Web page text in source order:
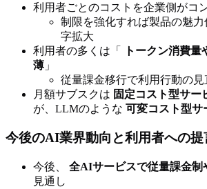
利用者ごとのコストを企業側がコ
制限を強化すれば製品の魅
字拡大
利用者の多くは「
トークン消費
薄 」
従量課金移行で利用行動の
月額サブスクは 固定コスト型サー
が、LLMのような 可変コスト型サ
今後のAI業界動向と利用者への提
今後、 全AIサービスで従量課金制
見通し